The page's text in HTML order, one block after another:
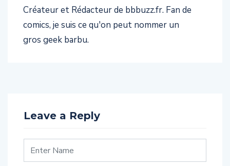
Créateur et Rédacteur de bbbuzz.fr. Fan de
comics, je suis ce qu'on peut nommer un
gros geek barbu.
Leave a Reply